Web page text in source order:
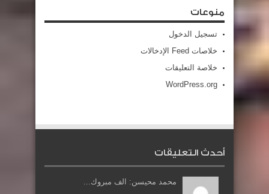
منوعات
تسجيل الدخول
خلاصات Feed الإدخالات
خلاصة التعليقات
WordPress.org
أحدث التعليقات
محمد محيسن: الف مبروك...